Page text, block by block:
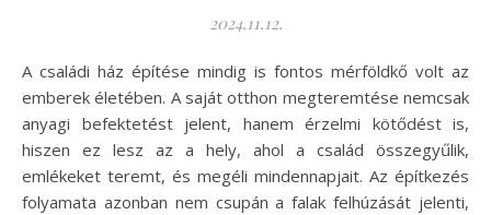
2024.11.12.
A családi ház építése mindig is fontos mérföldkő volt az
emberek életében. A saját otthon megteremtése nemcsak
anyagi befektetést jelent, hanem érzelmi kötődést is,
hiszen ez lesz az a hely, ahol a család összegyűlik,
emlékeket teremt, és megéli mindennapjait. Az építkezés
folyamata azonban nem csupán a falak felhúzását jelenti,